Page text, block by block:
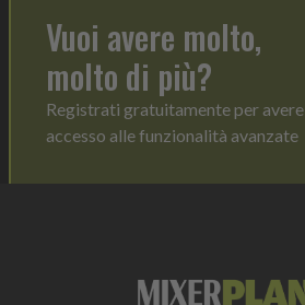
Vuoi avere molto,
molto di più?
Registrati gratuitamente per avere
accesso alle funzionalità avanzate